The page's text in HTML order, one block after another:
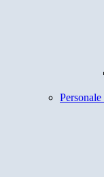
Personale